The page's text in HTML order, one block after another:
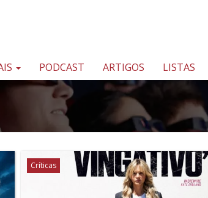
PODCAST ARTIGOS LISTAS
Críticas